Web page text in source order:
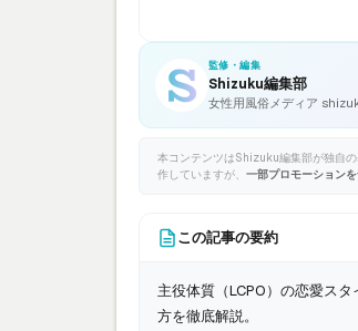
監修・編集
Shizuku編集部
女性用風俗メディア
本コンテンツはShizuku編集部が独自の
作していますが、 一部プロモーション
この記事の要約
主役体質（LCPO）の恋愛ス
方を徹底解説。